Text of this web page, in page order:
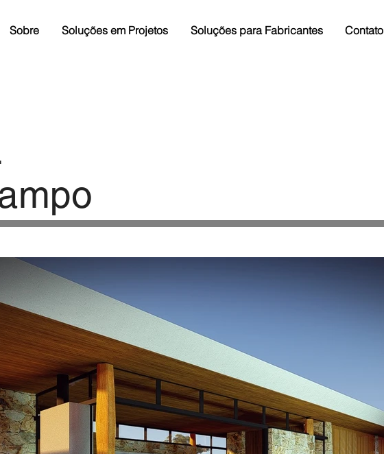
Sobre Soluções em Projetos Soluções para Fabricantes Contato